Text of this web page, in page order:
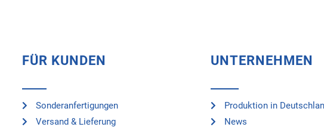
FÜR KUNDEN
Sonderanfertigungen
Versand & Lieferung
UNTERNEHMEN
Produktion in
News